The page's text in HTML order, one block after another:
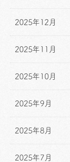
2025年12月
2025年11月
2025年10月
2025年9月
2025年8月
2025年7月